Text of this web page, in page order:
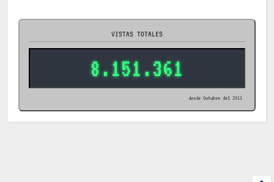
VISTAS TOTALES
8.151.361
desde Octubre del 2011